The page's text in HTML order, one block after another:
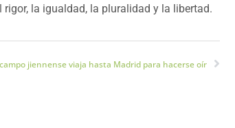
la igualdad, la pluralidad y la libertad.
jiennense viaja hasta Madrid para hacerse oír